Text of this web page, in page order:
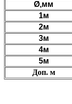
Ø,мм
1м
2м
3м
4м
5м
Доп. м